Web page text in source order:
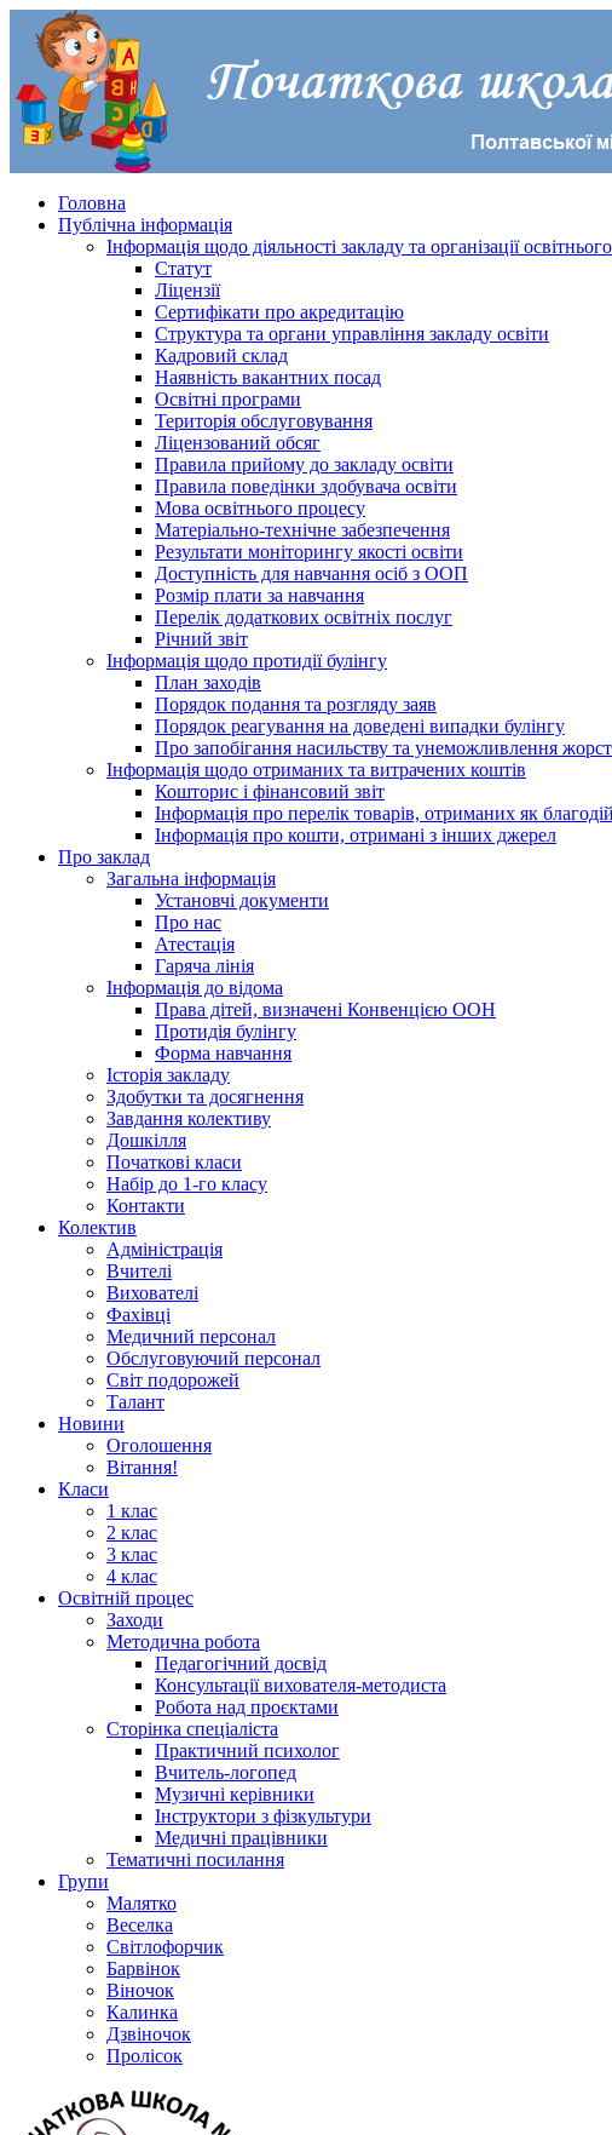
Головна
Публічна інформація
Інформація щодо діяльності закладу та організації
Статут
Ліцензії
Сертифікати про акредитацію
Структура та органи управління закладу освіти
Кадровий склад
Наявність вакантних посад
Освітні програми
Територія обслуговування
Ліцензований обсяг
Правила прийому до закладу освіти
Правила поведінки здобувача освіти
Мова освітнього процесу
Матеріально-технічне забезпечення
Результати моніторингу якості освіти
Доступність для навчання осіб з ООП
Розмір плати за навчання
Перелік додаткових освітніх послуг
Річний звіт
Інформація щодо протидії булінгу
План заходів
Порядок подання та розгляду заяв
Порядок реагування на доведені випадки булінгу
Про запобігання насильству та унеможливлення
Інформація щодо отриманих та витрачених коштів
Кошторис і фінансовий звіт
Інформація про перелік товарів, отриманих як
Інформація про кошти, отримані з інших джерел
Про заклад
Загальна інформація
Установчі документи
Про нас
Атестація
Гаряча лінія
Інформація до відома
Права дітей, визначені Конвенцією ООН
Протидія булінгу
Форма навчання
Історія закладу
Здобутки та досягнення
Завдання колективу
Дошкілля
Початкові класи
Набір до 1-го класу
Контакти
Колектив
Адміністрація
Вчителі
Вихователі
Фахівці
Медичний персонал
Обслуговуючий персонал
Світ подорожей
Талант
Новини
Оголошення
Вітання!
Класи
1 клас
2 клас
3 клас
4 клас
Освітній процес
Заходи
Методична робота
Педагогічний досвід
Консультації вихователя-методиста
Робота над проєктами
Сторінка спеціаліста
Практичний психолог
Вчитель-логопед
Музичні керівники
Інструктори з фізкультури
Медичні працівники
Тематичні посилання
Групи
Малятко
Веселка
Світлофорчик
Барвінок
Віночок
Калинка
Дзвіночок
Пролісок